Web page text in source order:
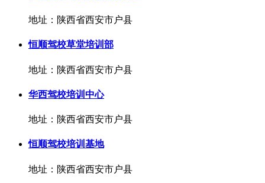
地址：陕西省西安市户县
恒顺驾校草堂培训部
地址：陕西省西安市户县
华西驾校培训中心
地址：陕西省西安市户县
恒顺驾校培训基地
地址：陕西省西安市户县